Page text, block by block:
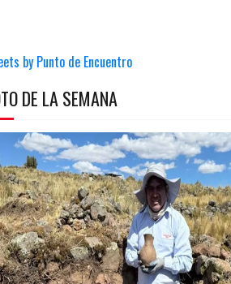
by Punto de Encuentro
DE LA SEMANA